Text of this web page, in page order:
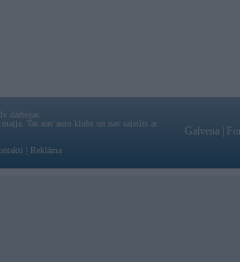
darbojas
Tas nav auto klubs un nav saistīts ar
Reklāma
Galvena